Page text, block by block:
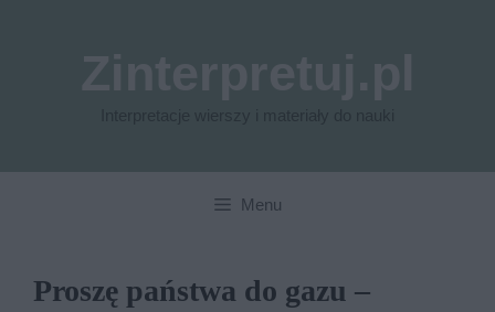
Menu
Proszę państwa do gazu –